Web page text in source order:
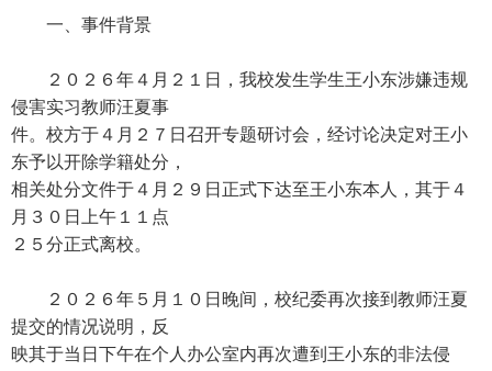
一、事件背景
２０２６年４月２１日，我校发生学生王小东涉嫌违规
侵害实习教师汪夏事
件。校方于４月２７日召开专题研讨会，经讨论决定对王小
东予以开除学籍处分，
相关处分文件于４月２９日正式下达至王小东本人，其于４
月３０日上午１１点
２５分正式离校。
２０２６年５月１０日晚间，校纪委再次接到教师汪夏
提交的情况说明，反
映其于当日下午在个人办公室内再次遭到王小东的非法侵